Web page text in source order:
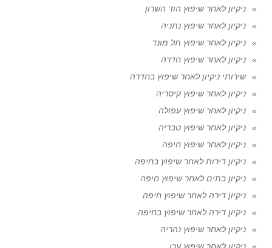
ניקיון לאחר שיפוץ הוד השרון
ניקיון לאחר שיפוץ נתניה
ניקיון לאחר שיפוץ תל מונד
ניקיון לאחר שיפוץ חדרה
שירותי ניקיון לאחר שיפוץ בחדרה
ניקיון לאחר שיפוץ קיסריה
ניקיון לאחר שיפוץ עפולה
ניקיון לאחר שיפוץ טבריה
ניקיון לאחר שיפוץ חיפה
ניקיון דירות לאחר שיפוץ בחיפה
ניקיון בתים לאחר שיפוץ חיפה
ניקיון דירה לאחר שיפוץ חיפה
ניקיון דירה לאחר שיפוץ בחיפה
ניקיון לאחר שיפוץ נהריה